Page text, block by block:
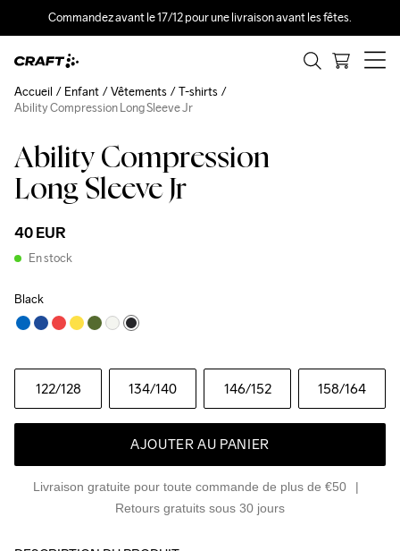
Commandez avant le 17/12 pour une livraison avant les fêtes.
Ability Compression
Long Sleeve Jr
40 EUR
En stock
Black
122/128 134/140 146/152 158/164
AJOUTER AU PANIER
Livraison gratuite pour toute commande de plus de €50
Retours gratuits sous 30 jours
Accueil Enfant Vêtements
T-shirts
Ability Compression Long Sleeve Jr